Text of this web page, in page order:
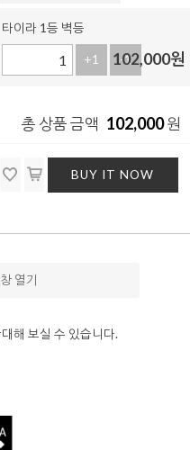
타이라 1등 벽등
+1 -1
102,000원
총 상품 금액 102,000원
BUY IT NOW
열기
해 보실 수 있습니다.